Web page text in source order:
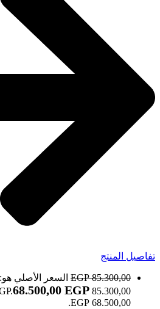
تفاصيل المنتج
85.300,00
EGP
السعر الأصلي هو:
85.300,00 EGP.
68.500,00EGP
68.500,00 EGP.